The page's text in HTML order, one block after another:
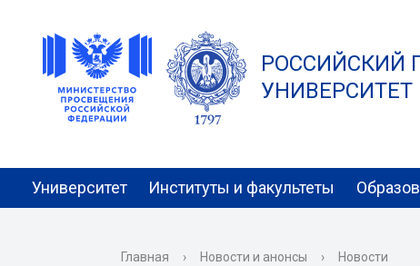
РОССИЙСКИЙ
Университет Институты и факультеты
Главная › Новости и анонсы › Новости